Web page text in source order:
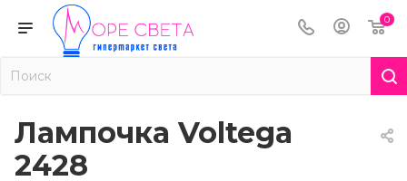
0
Лампочка Voltega
2428